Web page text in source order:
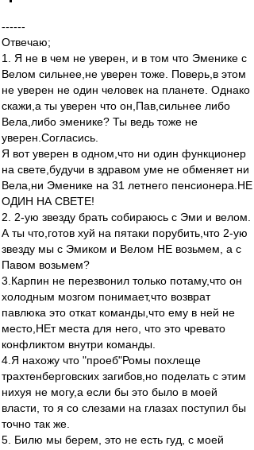
------
Отвечаю;
1. Я не в чем не уверен, и в том что Эменике с
Велом сильнее,не уверен тоже. Поверь,в этом
не уверен не один человек на планете. Однако
скажи,а ты уверен что он,Пав,сильнее либо
Вела,либо эменике? Ты ведь тоже не
уверен.Согласись.
Я вот уверен в одном,что ни один функционер
на свете,будучи в здравом уме не обменяет ни
Вела,ни Эменике на 31 летнего пенсионера.НЕ
ОДИН НА СВЕТЕ!
2. 2-ую звезду брать собираюсь с Эми и велом.
А ты что,готов хуй на пятаки порубить,что 2-ую
звезду мы с Эмиком и Велом НЕ возьмем, а с
Павом возьмем?
3.Карпин не перезвонил только потаму,что он
холодным мозгом понимает,что возврат
павлюка это откат команды,что ему в ней не
место,НЕт места для него, что это чревато
конфликтом внутри команды.
4.Я нахожу что "проеб"Ромы похлеще
трахтенберговских загибов,но поделать с этим
нихуя не могу,а если бы это было в моей
власти, то я со слезами на глазах поступил бы
точно так же.
5. Билю мы берем, это не есть гуд, с моей